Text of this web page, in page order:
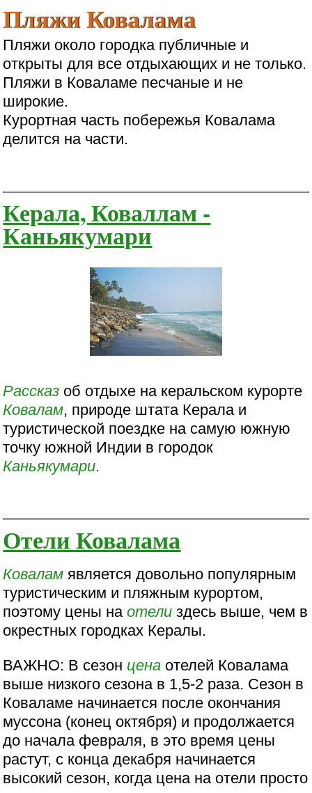
Пляжи Ковалама
Пляжи около городка публичные и
открыты для все отдыхающих и не только.
Пляжи в Коваламе песчаные и не
широкие.
Курортная часть побережья Ковалама
делится на части.
Керала, Коваллам -
Каньякумари
Рассказ об отдыхе на керальском курорте
Ковалам, природе штата Керала и
туристической поездке на самую южную
точку южной Индии в городок
Каньякумари.
Отели Ковалама
Ковалам является довольно популярным
туристическим и пляжным курортом,
поэтому цены наотели здесь выше, чем в
окрестных городках Кералы.
ВАЖНО: В сезон цена отелей Ковалама
выше низкого сезона в 1,5-2 раза. Сезон в
Коваламе начинается после окончания
муссона (конец октября) и продолжается
до начала февраля, в это время цены
растут, с конца декабря начинается
высокий сезон, когда цена на отели просто